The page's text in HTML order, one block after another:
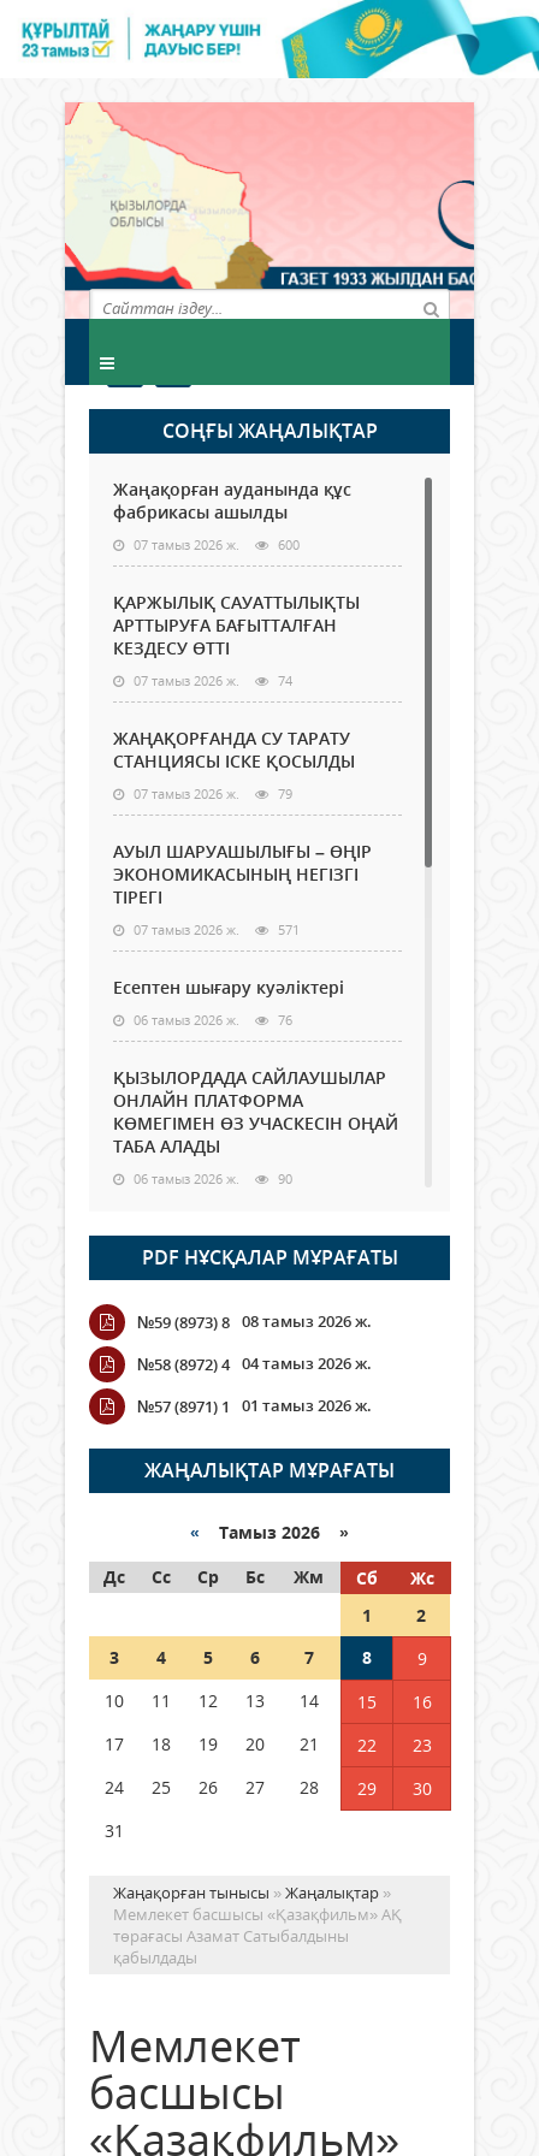
СОҢҒЫ ЖАҢАЛЫҚТАР
Жаңақорған ауданында құс
фабрикасы ашылды
07 тамыз 2026 ж. 600
ҚАРЖЫЛЫҚ САУАТТЫЛЫҚТЫ
АРТТЫРУҒА БАҒЫТТАЛҒАН
КЕЗДЕСУ ӨТТІ
07 тамыз 2026 ж. 74
ЖАҢАҚОРҒАНДА СУ ТАРАТУ
СТАНЦИЯСЫ ІСКЕ ҚОСЫЛДЫ
07 тамыз 2026 ж. 79
АУЫЛ ШАРУАШЫЛЫҒЫ – ӨҢІР
ЭКОНОМИКАСЫНЫҢ НЕГІЗГІ
ТІРЕГІ
07 тамыз 2026 ж. 571
Есептен шығару куәліктері
06 тамыз 2026 ж. 76
ҚЫЗЫЛОРДАДА САЙЛАУШЫЛАР
ОНЛАЙН ПЛАТФОРМА
КӨМЕГІМЕН ӨЗ УЧАСКЕСІН ОҢАЙ
ТАБА АЛАДЫ
06 тамыз 2026 ж. 90
Open Air: Қызылорда облысы
полиция департаменті 20
мыңнан астам көрерменнің
қауіпсіздігін қамтамасыз етті
06 тамыз 2026 ж.
Wi-Fi ҚАБЫРҒА АРҚЫЛЫ ҚАЛАЙ
ӨТЕДІ?
06 тамыз 2026 ж. 267
граждане Казахстана,
05 тамыз 2026 ж. 149
Шетелде жүрген Қазақстан
азаматтары қалай дауыс бере
PDF НҰСҚАЛАР МҰРАҒАТЫ
№59 (8973) 8 08 тамыз 2026 ж.
№58 (8972) 4 04 тамыз 2026 ж.
№57 (8971) 1
01 тамыз 2026 ж.
ЖАҢАЛЫҚТАР МҰРАҒАТЫ
« Тамыз 2026 »
Дс
Сс Ср Бс Жм Сб
Жс
1
2
3
4 5 6 7 8
9
10
11 12 13 14 15
16
17
18 19 20 21 22
23
24
25 26 27 28 29
30
31
Жаңақорған тынысы »Жаңалықтар »
Мемлекет басшысы «Қазақфильм» АҚ
төрағасы Азамат Сатыбалдыны
қабылдады
Мемлекет
басшысы
«Қазақфильм»